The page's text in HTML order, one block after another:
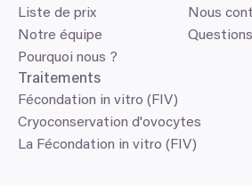
Pourquoi nous ?
Notre équipe
Liste de prix
Traitements
Fécondation in vitro (FIV)
La Fécondation in vitro (FIV)
Cryoconservation d'ovocytes
Nous